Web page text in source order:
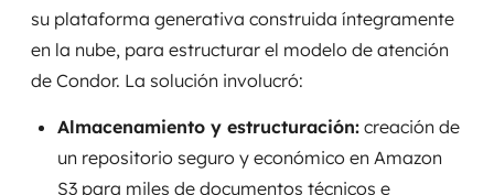
Soporte de bases de datos
Billing Cloud
su plataforma generativa construida íntegramente
en la nube, para estructurar el modelo de atención
de Condor. La solución involucró:
Almacenamiento y estructuración: creación de
un repositorio seguro y económico en Amazon
S3 para miles de documentos técnicos e